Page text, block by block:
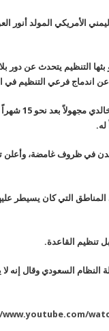
الأمريكي المولد أنور
التنظيم يتحدث عن دور
اندماج فرعي التنظيم في
وما يزال مصير
من مدينة عدن في ظروف غامضة،
التي كان يسيطر
تنظيم القاعدة.
السعودي وقال إنه لا